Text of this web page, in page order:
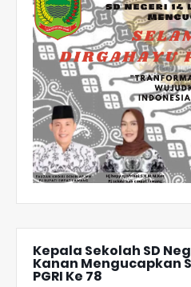
Kepala Sekolah SD
Kanan Mengucapkan
PGRI Ke 78